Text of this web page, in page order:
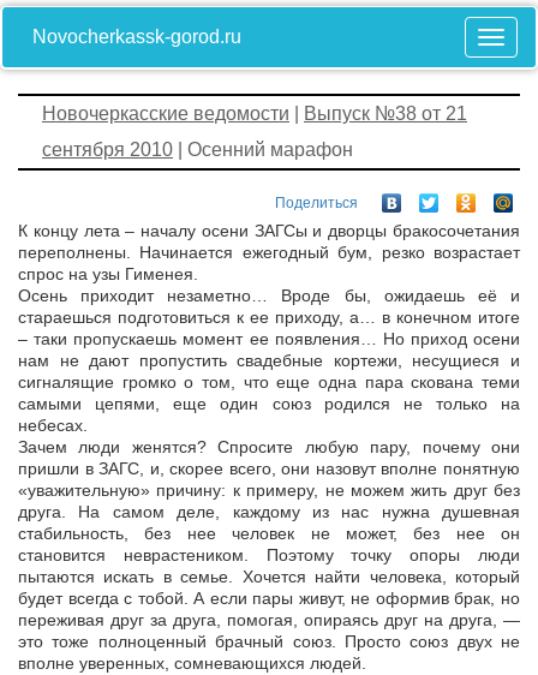
Novocherkassk-gorod.ru
Новочеркасские ведомости
Выпуск №38 от 21
сентября 2010 | Осенний марафон
Поделиться
К концу лета – началу осени ЗАГСы и дворцы бракосочетания
переполнены. Начинается ежегодный бум, резко возрастает
спрос на узы Гименея.
Осень приходит незаметно… Вроде бы, ожидаешь её и
стараешься подготовиться к ее приходу, а… в конечном итоге
– таки пропускаешь момент ее появления… Но приход осени
нам не дают пропустить свадебные кортежи, несущиеся и
сигналящие громко о том, что еще одна пара скована теми
самыми цепями, еще один союз родился не только на
небесах.
Зачем люди женятся? Спросите любую пару, почему они
пришли в ЗАГС, и, скорее всего, они назовут вполне понятную
«уважительную» причину: к примеру, не можем жить друг без
друга. На самом деле, каждому из нас нужна душевная
стабильность, без нее человек не может, без нее он
становится неврастеником. Поэтому точку опоры люди
пытаются искать в семье. Хочется найти человека, который
будет всегда с тобой. А если пары живут, не оформив брак, но
переживая друг за друга, помогая, опираясь друг на друга, —
это тоже полноценный брачный союз. Просто союз двух не
вполне уверенных, сомневающихся людей.